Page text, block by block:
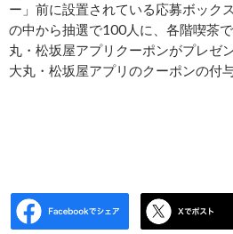
ー」前に設置されている応募ボック
の中から抽選で100人に、各階喫茶
丸・松坂屋アプリクーポンがプレゼ
大丸・松坂屋アプリのクーポンの付